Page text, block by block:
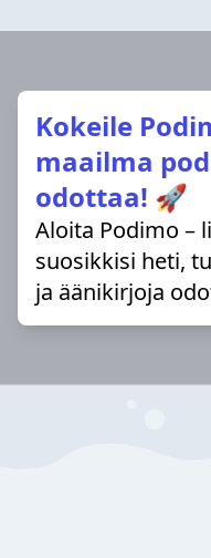
Kokeile
maailma
odottaa! 🚀
Aloita Podimo –
suosikkisi heti,
ja äänikirjoja